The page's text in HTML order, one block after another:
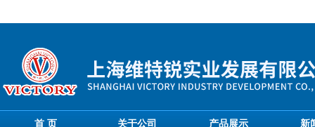
首 页 关于公司 产品展示 新